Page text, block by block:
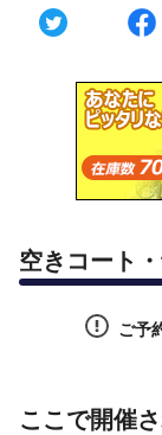
空きコート
ご予
ここで開催